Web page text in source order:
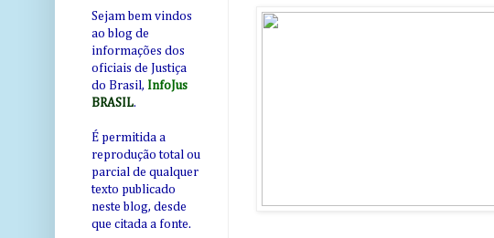
Sejam bem vindos
ao blog de
informações dos
oficiais de Justiça
do Brasil, InfoJus
BRASIL.
É permitida a
reprodução total ou
parcial de qualquer
texto publicado
neste blog, desde
que citada a fonte.